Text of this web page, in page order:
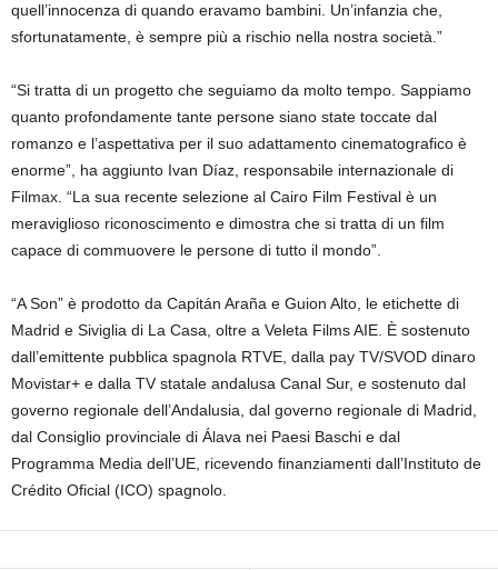
quell’innocenza di quando eravamo bambini. Un’infanzia che,
sfortunatamente, è sempre più a rischio nella nostra società.”
“Si tratta di un progetto che seguiamo da molto tempo. Sappiamo
quanto profondamente tante persone siano state toccate dal
romanzo e l’aspettativa per il suo adattamento cinematografico è
enorme”, ha aggiunto Ivan Díaz, responsabile internazionale di
Filmax. “La sua recente selezione al Cairo Film Festival è un
meraviglioso riconoscimento e dimostra che si tratta di un film
capace di commuovere le persone di tutto il mondo”.
“A Son” è prodotto da Capitán Araña e Guion Alto, le etichette di
Madrid e Siviglia di La Casa, oltre a Veleta Films AIE. È sostenuto
dall’emittente pubblica spagnola RTVE, dalla pay TV/SVOD dinaro
Movistar+ e dalla TV statale andalusa Canal Sur, e sostenuto dal
governo regionale dell’Andalusia, dal governo regionale di Madrid,
dal Consiglio provinciale di Álava nei Paesi Baschi e dal
Programma Media dell’UE, ricevendo finanziamenti dall’Instituto de
Crédito Oficial (ICO) spagnolo.